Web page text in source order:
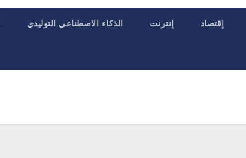
إقتصاد إنترنت الذكاء الاصطناعي التوليدي